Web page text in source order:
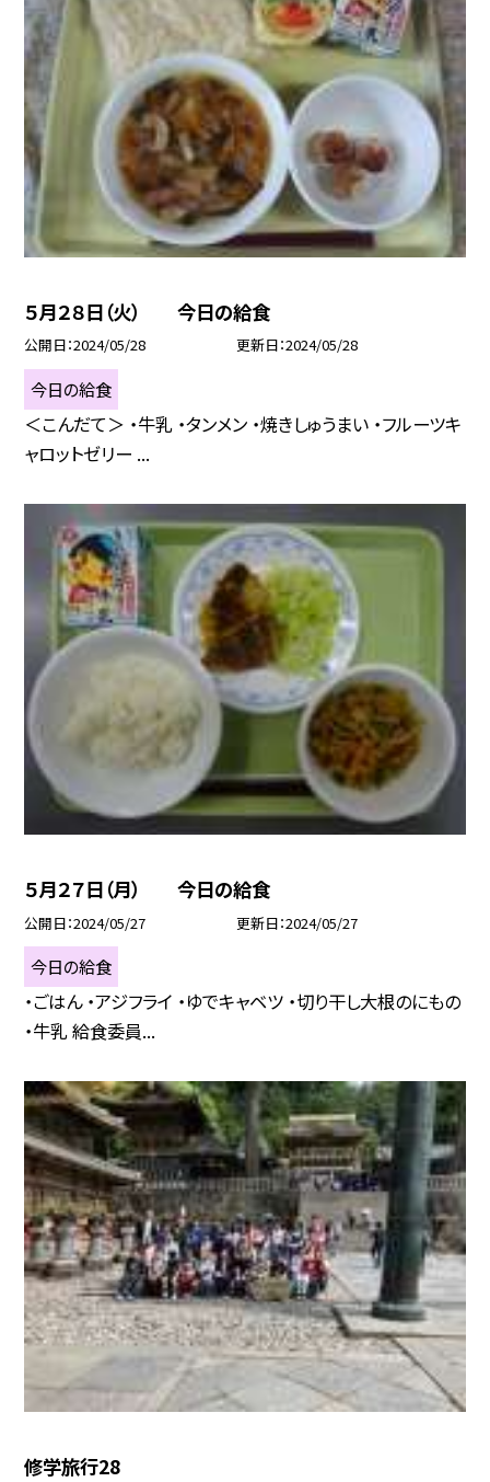
５月２８日（火） 今日の給食
公開日 2024/05/28 更新日 2024/05/28
今日の給食
＜こんだて＞ ・牛乳 ・タンメン ・焼きしゅうまい ・フルーツキ
ャロットゼリー ...
５月２７日（月） 今日の給食
公開日 2024/05/27 更新日 2024/05/27
今日の給食
・ごはん ・アジフライ ・ゆでキャベツ ・切り干し大根のにもの
・牛乳 給食委員...
修学旅行28